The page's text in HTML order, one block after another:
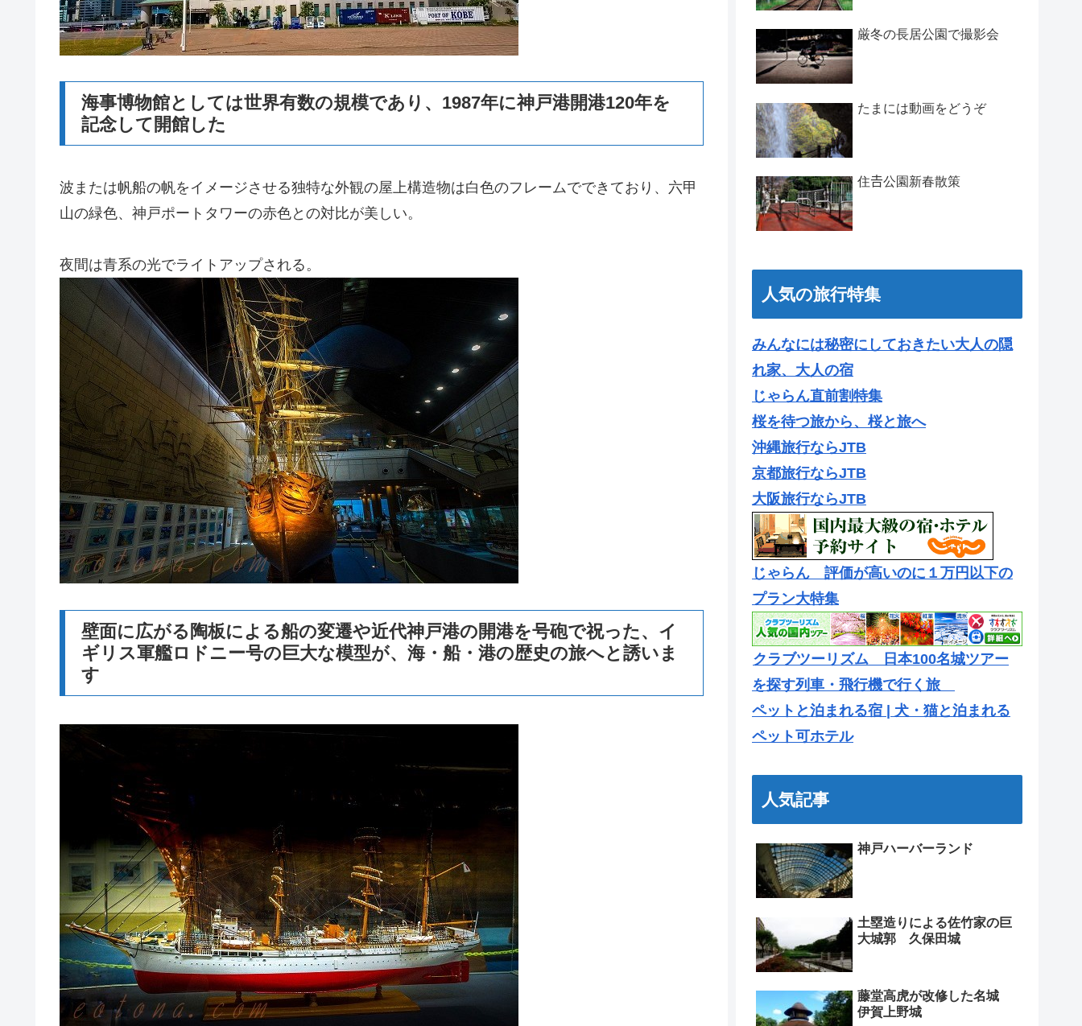
海事博物館としては世界有数の規模であり、1987年に神戸港開港120年を
記念して開館した
波または帆船の帆をイメージさせる独特な外観の屋上構造物は白色のフレームでできており、六甲
山の緑色、神戸ポートタワーの赤色との対比が美しい。
夜間は青系の光でライトアップされる。
壁面に広がる陶板による船の変遷や近代神戸港の開港を号砲で祝った、イ
ギリス軍艦ロドニー号の巨大な模型が、海・船・港の歴史の旅へと誘いま
す
厳冬の長居公園で撮影会
たまには動画をどうぞ
住𠮷公園新春散策
人気の旅行特集
みんなには秘密にしておきたい大人の隠
れ家、大人の宿
じゃらん直前割特集
桜を待つ旅から、桜と旅へ
沖縄旅行ならJTB
京都旅行ならJTB
大阪旅行ならJTB
じゃらん 評価が高いのに１万円以下の
プラン大特集
クラブツーリズム 日本100名城ツアー
を探す列車・飛行機で行く旅
ペットと泊まれる宿 | 犬・猫と泊まれる
ペット可ホテル
人気記事
神戸ハーバーランド
土塁造りによる佐竹家の巨
大城郭 久保田城
藤堂高虎が改修した名城
伊賀上野城